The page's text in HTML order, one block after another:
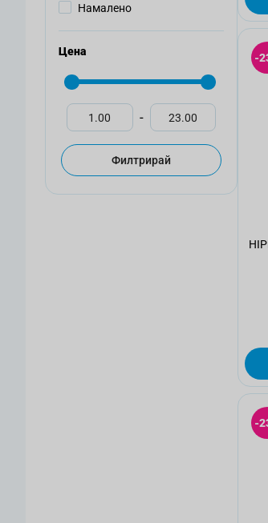
Намалено
Цена
-
Филтрирай
-
-